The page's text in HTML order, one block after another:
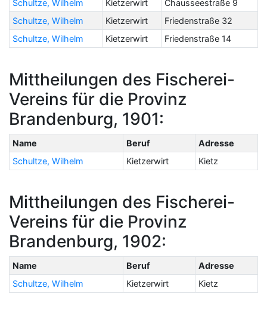
Schultze, Wilhelm
Kietzerwirt
Chausseestraße 9
Schultze, Wilhelm
Kietzerwirt
Friedenstraße 32
Schultze, Wilhelm
Kietzerwirt Friedenstraße 14
Mittheilungen des Fischerei-
Vereins für die Provinz
Brandenburg, 1901:
Name Beruf
Adresse
Schultze, Wilhelm
Kietzerwirt Kietz
Mittheilungen des Fischerei-
Vereins für die Provinz
Brandenburg, 1902:
Name Beruf
Adresse
Schultze, Wilhelm
Kietzerwirt Kietz